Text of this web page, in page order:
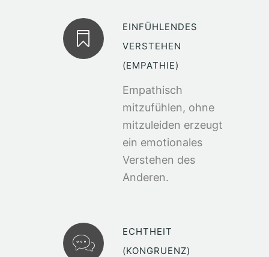
EINFÜHLENDES
VERSTEHEN
(EMPATHIE)
Empathisch
mitzufühlen, ohne
mitzuleiden erzeugt
ein emotionales
Verstehen des
Anderen.
ECHTHEIT
(KONGRUENZ)